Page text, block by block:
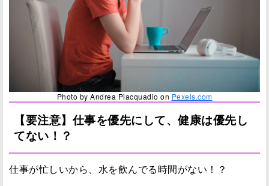
Photo by Andrea Piacquadio on Pexels.com
【要注意】仕事を優先にして、健康は優先し
てない！？
仕事が忙しいから、水を飲んでる時間がない！？